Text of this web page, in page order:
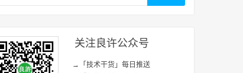
关注良许公众号
→「技术干货」每日推送